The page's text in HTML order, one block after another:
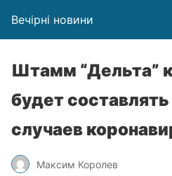
Вечірні новини
Штамм “Дельта”
будет
случаев
Максим Королев